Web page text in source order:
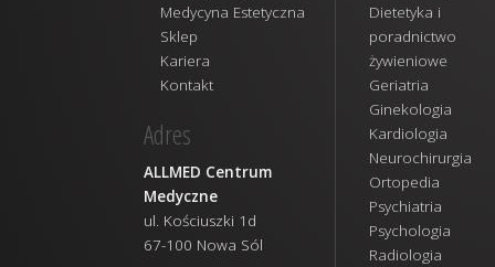
Medycyna Estetyczna
Sklep
Kariera
Kontakt
Adres
ALLMED Centrum
Medyczne
ul. Kościuszki 1d
67-100 Nowa Sól
Dietetyka i
poradnictwo
żywieniowe
Geriatria
Ginekologia
Kardiologia
Neurochirurgia
Ortopedia
Psychiatria
Psychologia
Radiologia